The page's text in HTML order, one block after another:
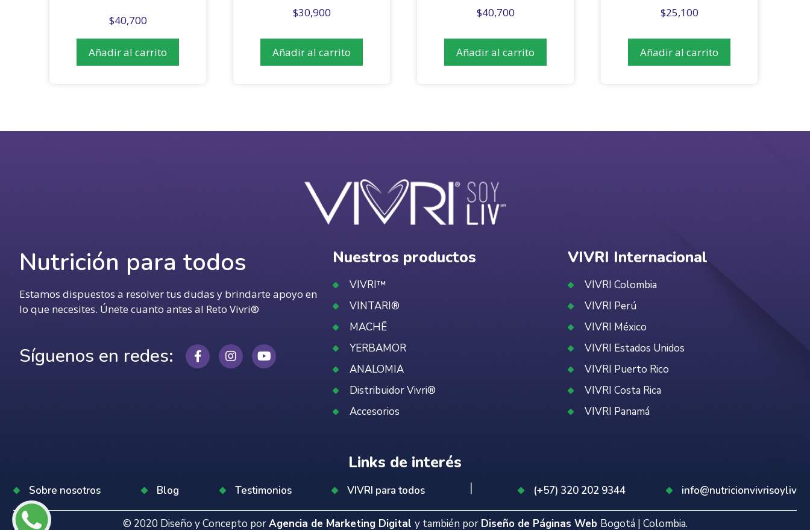
$40,700
Añadir al carrito
$30,900
Añadir al carrito
$40,700
Añadir al carrito
$25,100
Añadir al carrito
Nutrición para todos
Estamos dispuestos a resolver tus dudas y brindarte apoyo en
lo que necesites. Únete cuanto antes al Reto Vivri®
Síguenos en redes:
Nuestros productos
VIVRI™
VINTARI®
MACHĒ
YERBAMOR
ANALOMIA
Distribuidor Vivri®
Accesorios
VIVRI Internacional
VIVRI Colombia
VIVRI Perú
VIVRI México
VIVRI Estados Unidos
VIVRI Puerto Rico
VIVRI Costa Rica
VIVRI Panamá
Links de interés
Sobre nosotros Blog Testimonios VIVRI para todos (+57) 320 202 9344 info@nutricionvivrisoyliv
© 2020 Diseño y Concepto porAgencia de Marketing Digital y también por Diseño de Páginas Web Bogotá | Colombia.